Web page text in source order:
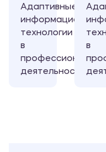
Адаптивные
информационные
технологии
в
деятельности
в